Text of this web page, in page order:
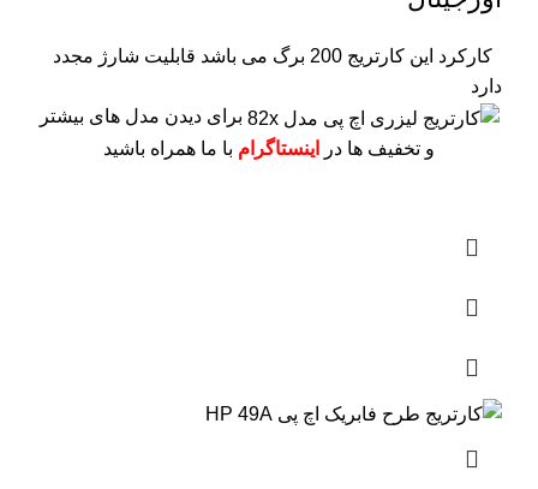
کارکرد این کارتریج 200 برگ می باشد
قابلیت شارژ مجدد
دارد
برای دیدن مدل های بیشتر
و تخفیف ها در
اینستاگرام با ما همراه باشید